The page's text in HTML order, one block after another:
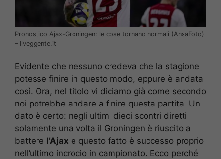
Pronostico Ajax-Groningen: le cose tornano normali (AnsaFoto)
– Ilveggente.it
Evidente che nessuno credeva che la stagione
potesse finire in questo modo, eppure è andata
così. Ora, nel titolo vi diciamo già come secondo
noi potrebbe andare a finire questa partita. Un
dato è certo: negli ultimi dieci scontri diretti
solamente una volta il Groningen è riuscito a
battere l’Ajax e questo fatto è successo proprio
nell’ultimo incrocio in campionato. Ecco perché